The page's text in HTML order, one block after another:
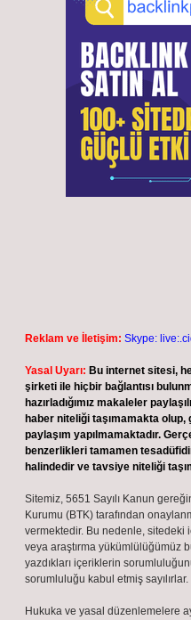
Reklam ve İletişim: Skype:
Yasal Uyarı: Bu internet sitesi,
şirketi ile hiçbir bağlantısı
hazırladığımız makaleler
haber niteliği taşımamakta
paylaşım yapılmamaktadır.
benzerlikleri tamamen
halindedir ve tavsiye niteliği
Sitemiz, 5651 Sayılı Kanun
Kurumu (BTK) tarafından
vermektedir. Bu nedenle, sitedeki
veya araştırma yükümlülüğümüz
yazdıkları içeriklerin
sorumluluğu kabul etmiş sayılırlar.
Hukuka ve yasal düzenlemelere